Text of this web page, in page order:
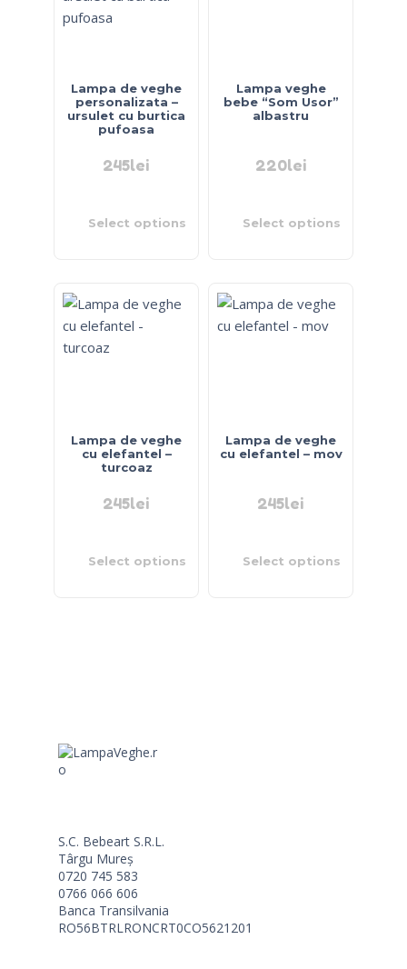
Lampa de veghe
personalizata –
ursulet cu burtica
pufoasa
245lei
Select options
Lampa veghe
bebe “Som Usor”
albastru
220lei
Select options
Lampa de veghe
cu elefantel –
turcoaz
245lei
Select options
Lampa de veghe
cu elefantel – mov
245lei
Select options
S.C. Bebeart S.R.L.
Târgu Mureș
0720 745 583
0766 066 606
Banca Transilvania
RO56BTRLRONCRT0CO5621201